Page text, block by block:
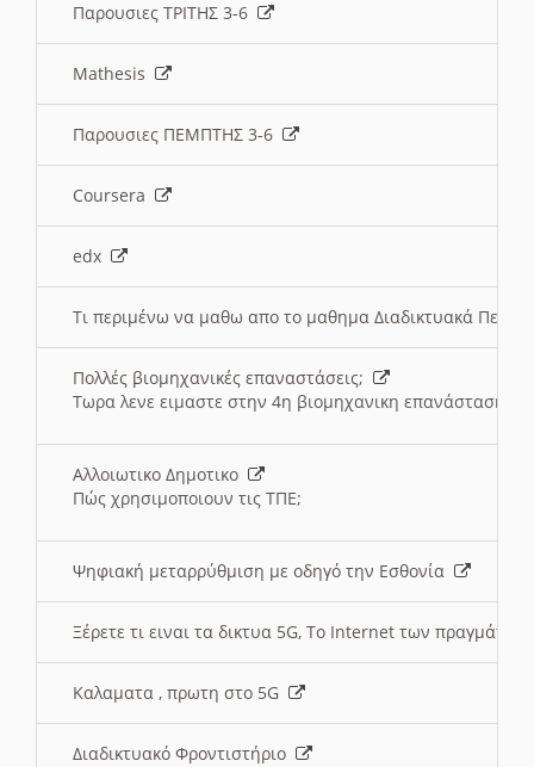
Παρουσιες ΤΡΙΤΗΣ 3-6
Mathesis
Παρουσιες ΠΕΜΠΤΗΣ 3-6
Coursera
edx
Τι περιμένω να μαθω απο το μαθημα Διαδικτυακά
Πολλές βιομηχανικές επαναστάσεις;
Τωρα λενε ειμαστε στην 4η βιομηχανικη επανάσταση
Αλλοιωτικο Δημοτικο
Πώς χρησιμοποιουν τις ΤΠΕ;
Ψηφιακή μεταρρύθμιση με οδηγό την Εσθονία
Ξέρετε τι ειναι τα δικτυα 5G, Το Internet των
Καλαματα , πρωτη στο 5G
Διαδικτυακό Φροντιστήριο